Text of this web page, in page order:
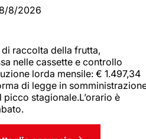
8/8/2026
raccolta della frutta,
nelle cassette e controllo
lorda mensile: € 1.497,34
di legge in
stagionale.L’orario è